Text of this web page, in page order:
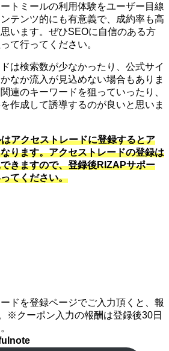
トミールの利用体験をユーザー目線
テンツ的にも有意義で、成約率も高
います。ぜひSEOに自信のある方
て行ってください。
は検索数が少なかったり、公式サイ
なか流入が見込めない場合もありま
連のキーワードを狙っていったり、
作成して誘導するのが良いと思いま
アクセストレードに登録するとア
ります。アクセストレードの登録は
きますので、登録後RIZAPサポー
てください。
ドを登録ページでご入力頂くと、報
※クーポン入力の報酬は登録後30日